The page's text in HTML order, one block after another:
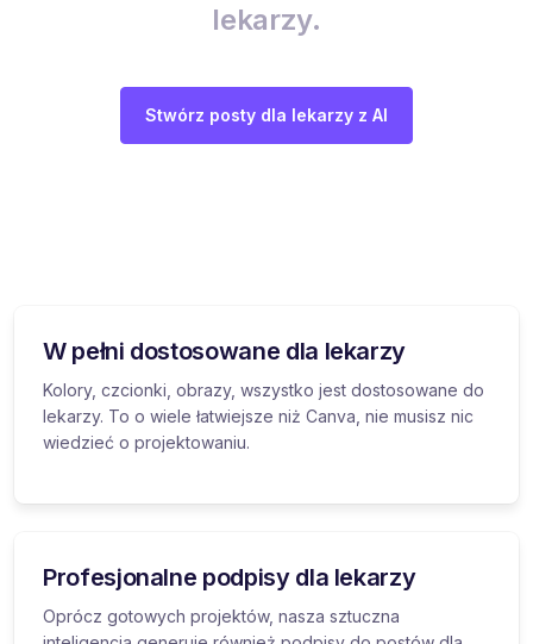
lekarzy.
Stwórz posty dla lekarzy z AI
W pełni dostosowane dla lekarzy
Kolory, czcionki, obrazy, wszystko jest dostosowane do
lekarzy. To o wiele łatwiejsze niż Canva, nie musisz nic
wiedzieć o projektowaniu.
Profesjonalne podpisy dla lekarzy
Oprócz gotowych projektów, nasza sztuczna